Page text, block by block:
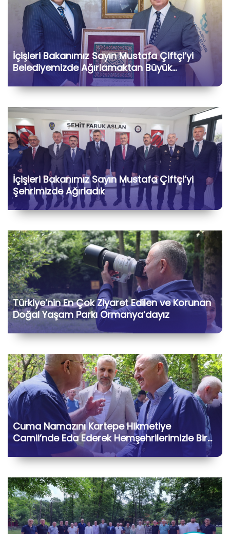
İçişleri Bakanımız Sayın Mustafa Çiftçi’yi
Belediyemizde Ağırlamaktan Büyük
Memnuniyet Duyduk
İçişleri Bakanımız Sayın Mustafa Çiftçi’yi
Şehrimizde Ağırladık
Türkiye’nin En Çok Ziyaret Edilen ve Korunan
Doğal Yaşam Parkı Ormanya’dayız
Cuma Namazını Kartepe Hikmetiye
Camii’nde Eda Ederek Hemşehrilerimizle Bir
Araya Geldik